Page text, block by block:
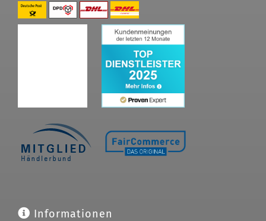
Informationen